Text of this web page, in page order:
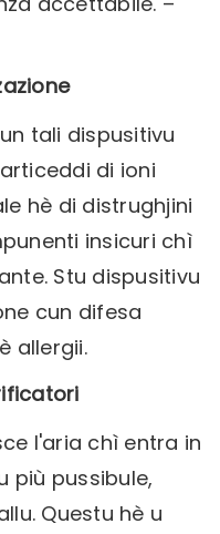
tali dispusitivu
di ioni
hè di distrughjini
insicuri chì
Stu dispusitivu
cun difesa
allergii.
l'aria chì entra in
più pussibule,
Questu hè u